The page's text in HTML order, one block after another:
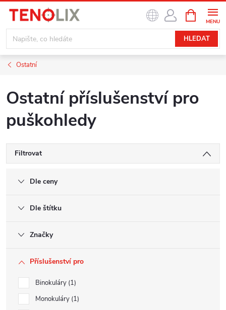
obsah
HLEDAT
NÁKUPNÍ
KOŠÍK
Ostatní
Ostatní příslušenství pro
puškohledy
Filtrovat
Dle ceny
Dle štítku
Značky
Příslušenství pro
Binokuláry 1
Monokuláry 1